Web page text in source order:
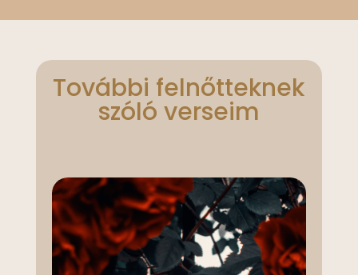
További felnőtteknek
szóló verseim